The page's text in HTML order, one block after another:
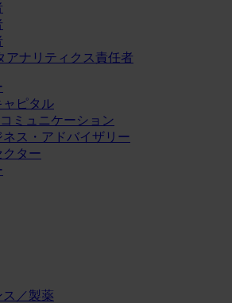
アナリティクス責任者
ャピタル
ミュニケーション
ス・アドバイザリー
クター
ス／製薬